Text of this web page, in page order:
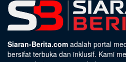
Siaran-Berita.com adalah portal
bersifat terbuka dan inklusif. Kami